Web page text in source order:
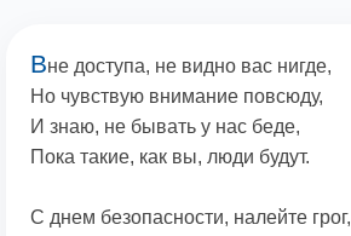
Вне доступа, не видно вас нигде,
Но чувствую внимание повсюду,
И знаю, не бывать у нас беде,
Пока такие, как вы, люди будут.
С днем безопасности, налейте грог,